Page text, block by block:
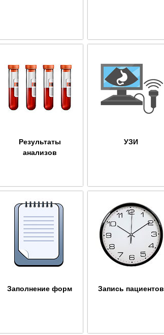
Результаты
анализов
УЗИ
Заполнение форм Запись пациентов